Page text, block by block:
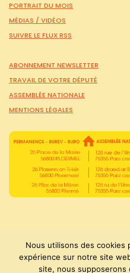
PORTRAIT DU MOIS
MÉDIAS / VIDÉOS
SUIVRE LE FLUX RSS
ABONNEMENT NEWSLETTER
TRAVAIL DE VOTRE DÉPUTÉ
ASSEMBLÉE NATIONALE
MENTIONS LÉGALES
PaulMolac © Tous
Nous utilisons des cookies
expérience sur notre site
site, nous supposerons